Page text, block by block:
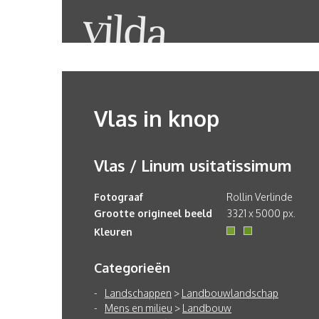
Vlas in knop
Vlas / Linum usitatissimum
Fotograaf
Rollin Verlinde
Grootte origineel beeld
3321 x 5000 px.
Kleuren
Categorieën
Landschappen > Landbouwlandschap
Mens en milieu > Landbouw